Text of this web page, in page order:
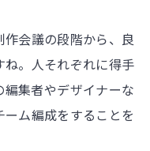
会議の段階から、良
。人それぞれに得手
集者やデザイナーな
ム編成をすることを